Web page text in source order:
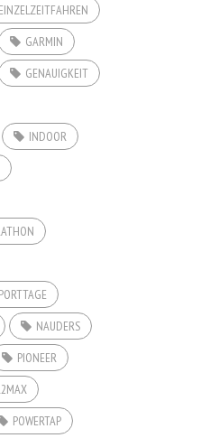
EINZELZEITFAHREN
GARMIN
GENAUIGKEIT
INDOOR
NAUDERS
PIONEER
POWERTAP